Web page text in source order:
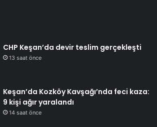
CHP Keşan’da devir teslim gerçekleşti
13 saat önce
Keşan’da Kozköy Kavşağı’nda feci kaza:
9 kişi ağır yaralandı
14 saat önce